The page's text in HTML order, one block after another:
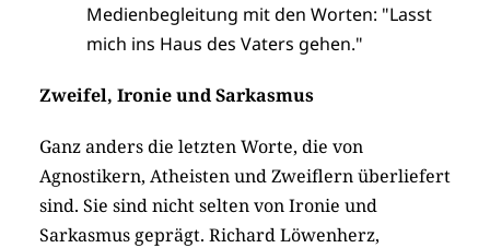
Medienbegleitung mit den Worten: "Lasst
mich ins Haus des Vaters gehen."
Zweifel, Ironie und Sarkasmus
Ganz anders die letzten Worte, die von
Agnostikern, Atheisten und Zweiflern überliefert
sind. Sie sind nicht selten von Ironie und
Sarkasmus geprägt. Richard Löwenherz,